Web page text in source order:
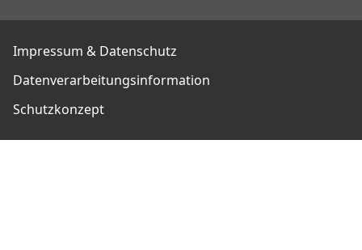
Impressum & Datenschutz
Datenverarbeitungsinformation
Schutzkonzept